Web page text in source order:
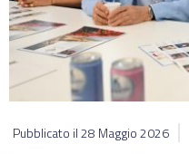
Pubblicato il28 Maggio 2026